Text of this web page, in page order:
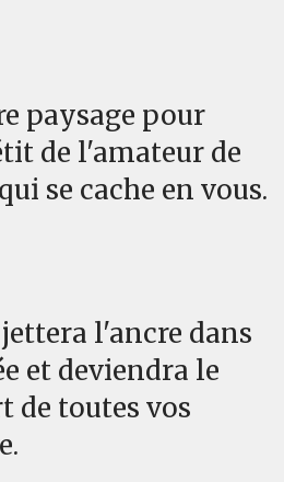
paysage pour
de l'amateur de
se cache en vous.
l'ancre dans
et deviendra le
de toutes vos